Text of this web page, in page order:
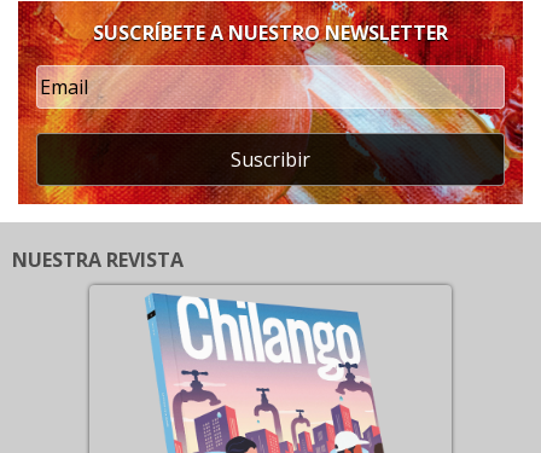
SUSCRÍBETE A NUESTRO NEWSLETTER
Suscribir
NUESTRA REVISTA